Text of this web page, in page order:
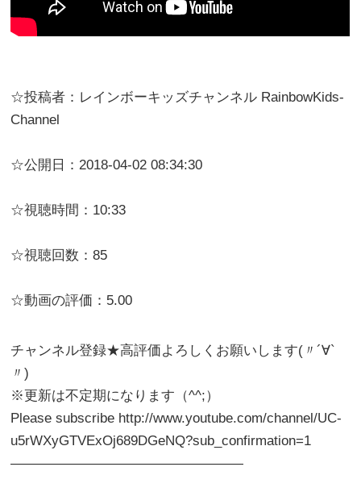
☆投稿者：レインボーキッズチャンネル RainbowKids-
Channel
☆公開日：2018-04-02 08:34:30
☆視聴時間：10:33
☆視聴回数：85
☆動画の評価：5.00
チャンネル登録★高評価よろしくお願いします(〃´∀`
〃)
※更新は不定期になります（^^;）
Please subscribe http://www.youtube.com/channel/UC-
u5rWXyGTVExOj689DGeNQ?sub_confirmation=1
―――――――――――――――――